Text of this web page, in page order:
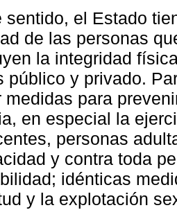
sentido, el Estado
de las personas
la integridad
público y privado.
medidas para
en especial la
personas
y contra toda
idénticas
y la explotación